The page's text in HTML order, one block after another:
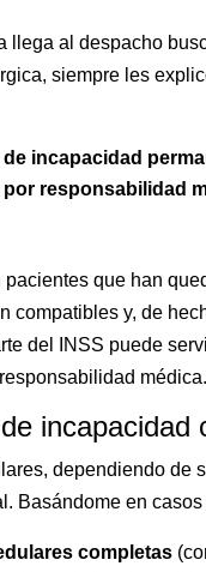
llega al despacho
siempre les
incapacidad
responsabilidad
pacientes que han
compatibles y, de
del INSS puede
médica.
incapacidad
dependiendo de
Basándome en
completas